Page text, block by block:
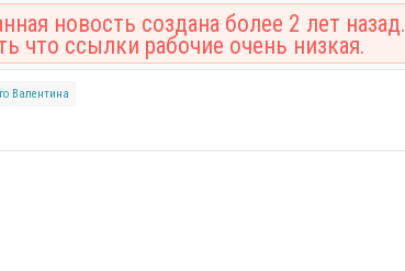
новость создана более 2 лет назад.
что ссылки рабочие очень низкая.
Валентина